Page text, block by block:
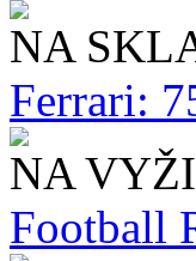
NA
Ferrari:
NA
Football